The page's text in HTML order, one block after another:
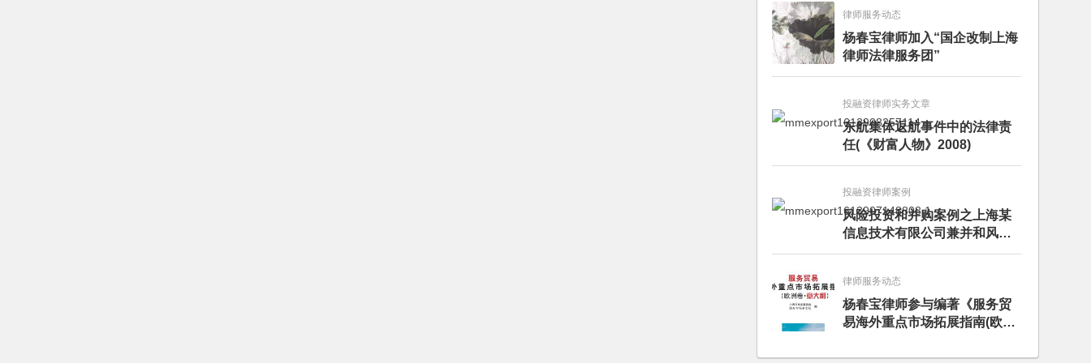
律师服务动态
杨春宝律师加入“国企改制上海
律师法律服务团”
投融资律师实务文章
东航集体返航事件中的法律责
任(《财富人物》2008)
投融资律师案例
风险投资和并购案例之上海某
信息技术有限公司兼并和风险
投资服务
律师服务动态
杨春宝律师参与编著《服务贸
易海外重点市场拓展指南(欧洲